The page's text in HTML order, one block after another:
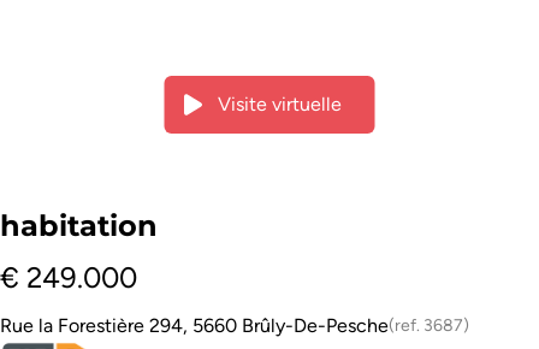
Visite virtuelle
habitation
€ 249.000
Rue la Forestière 294, 5660 Brûly-De-Pesche(ref. 3687)